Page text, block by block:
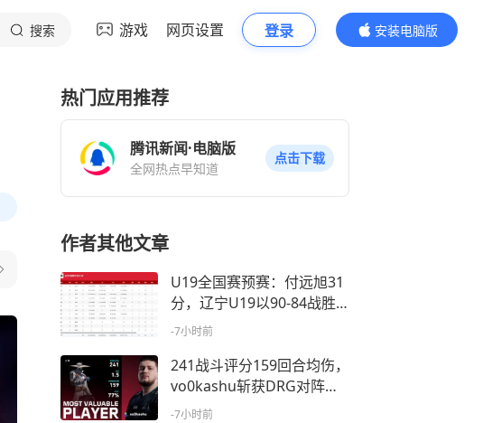
搜索 游戏 网页设置 登录
安装电脑版
内容更精彩
热门应用推荐
腾讯新闻·电脑版
全网热点早知道
点击下载
作者其他文章
U19全国赛预赛：付远旭31
分，辽宁U19以90-84战胜
上海U19
-7小时前
241战斗评分159回合均伤，
vo0kashu斩获DRG对阵W
OL图二MVP
-7小时前